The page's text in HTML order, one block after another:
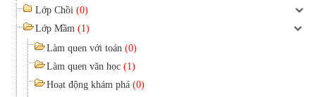
Lớp Chồi (0)
Lớp Mầm (1)
Làm quen với toán (0)
Làm quen văn học (1)
Hoạt động khám phá (0)